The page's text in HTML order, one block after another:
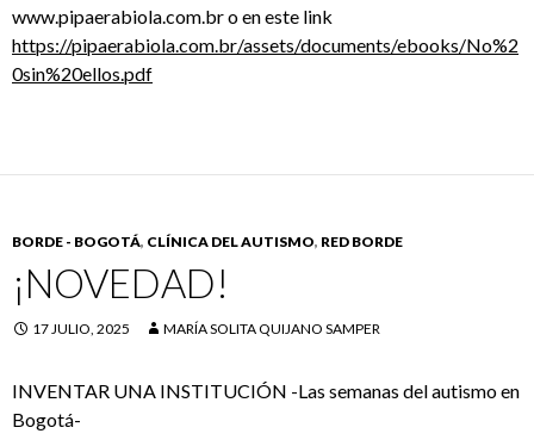
www.pipaerabiola.com.br o en este link
https://pipaerabiola.com.br/assets/documents/ebooks/No%2
0sin%20ellos.pdf
BORDE - BOGOTÁ, CLÍNICA DEL AUTISMO, RED BORDE
¡NOVEDAD!
17 JULIO, 2025 MARÍA SOLITA QUIJANO SAMPER
INVENTAR UNA INSTITUCIÓN -Las semanas del autismo en
Bogotá-